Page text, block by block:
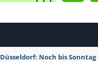
Düsseldorf: Noch bis